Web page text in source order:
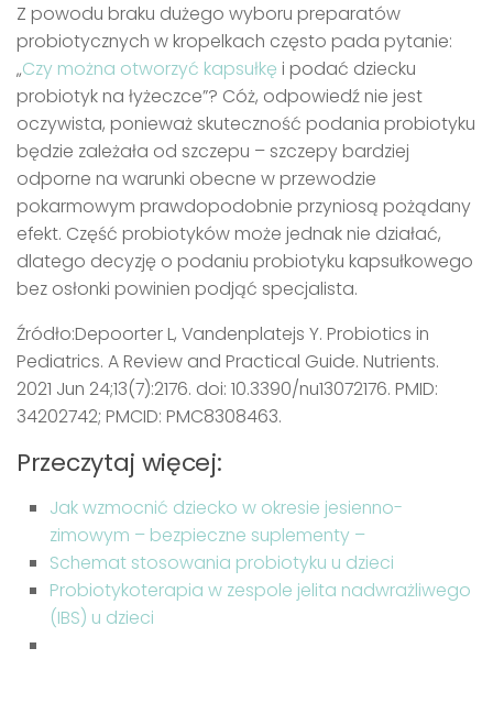
Z powodu braku dużego wyboru preparatów
probiotycznych w kropelkach często pada pytanie:
„Czy można otworzyć kapsułkę i podać dziecku
probiotyk na łyżeczce”? Cóż, odpowiedź nie jest
oczywista, ponieważ skuteczność podania probiotyku
będzie zależała od szczepu – szczepy bardziej
odporne na warunki obecne w przewodzie
pokarmowym prawdopodobnie przyniosą pożądany
efekt. Część probiotyków może jednak nie działać,
dlatego decyzję o podaniu probiotyku kapsułkowego
bez osłonki powinien podjąć specjalista.
Źródło:Depoorter L, Vandenplatejs Y. Probiotics in
Pediatrics. A Review and Practical Guide. Nutrients.
2021 Jun 24;13(7):2176. doi: 10.3390/nu13072176. PMID:
34202742; PMCID: PMC8308463.
Przeczytaj więcej:
Jak wzmocnić dziecko w okresie jesienno-
zimowym – bezpieczne suplementy –
Schemat stosowania probiotyku u dzieci
Probiotykoterapia w zespole jelita nadwrażliwego
(IBS) u dzieci